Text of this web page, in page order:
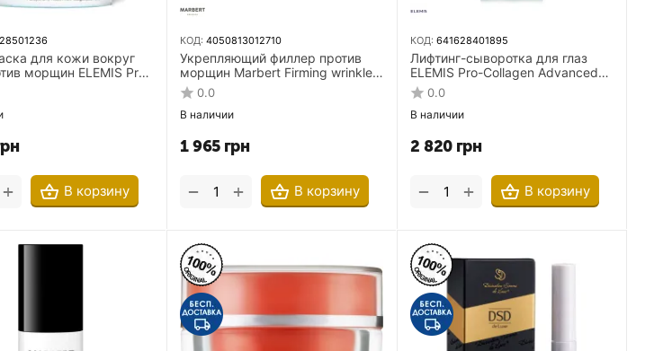
для кожи вокруг
морщин ELEMIS Pro-
Eye Revive Mask 15 мл
В корзину
+
КОД: 4050813012710
Укрепляющий филлер против
морщин Marbert Firming wrinkle
filler 15 мл
0.0
В наличии
1 965 грн
В корзину
+
−
КОД: 641628401895
Лифтинг-сыворотка для глаз
ELEMIS Pro-Collagen Advanced
Eye Treatment 15 мл
0.0
В наличии
2 820 грн
В корзину
+
−